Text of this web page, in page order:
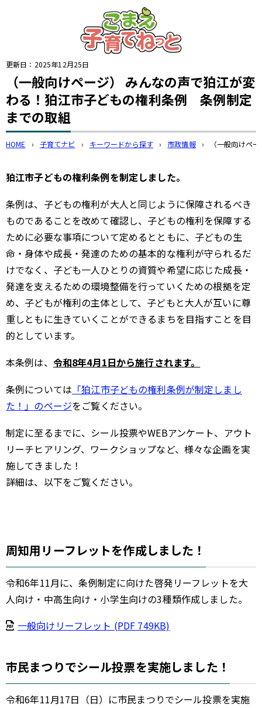
このページの本文へ
更新日： 2025年12月25日
（一般向けページ） みんなの声で狛江が変
わる！狛江市子どもの権利条例 条例制定
までの取組
HOME › 子育てナビ › キーワードから探す › 市政情報 › （一般向けペ
狛江市子どもの権利条例を制定しました。
条例は、子どもの権利が大人と同じように保障されるべき
ものであることを改めて確認し、子どもの権利を保障する
ために必要な事項について定めるとともに、子どもの生
命・身体や成長・発達のための基本的な権利が守られるだ
けでなく、子ども一人ひとりの資質や希望に応じた成長・
発達を支えるための環境整備を行っていくための根拠を定
め、子どもが権利の主体として、子どもと大人が互いに尊
重しともに生きていくことができるまちを目指すことを目
的としています。
本条例は、 令和8年4月1日から施行されます。
条例については 「狛江市子どもの権利条例が制定しまし
た！」のページをご覧ください。
制定に至るまでに、シール投票やWEBアンケート、アウト
リーチヒアリング、ワークショップなど、様々な企画を実
施してきました！
詳細は、以下をご覧ください。
周知用リーフレットを作成しました！
令和6年11月に、条例制定に向けた啓発リーフレットを大
人向け・中高生向け・小学生向けの3種類作成しました。
一般向けリーフレット (PDF 749KB)
市民まつりでシール投票を実施しました！
令和6年11月17日（日）に市民まつりでシール投票を実施